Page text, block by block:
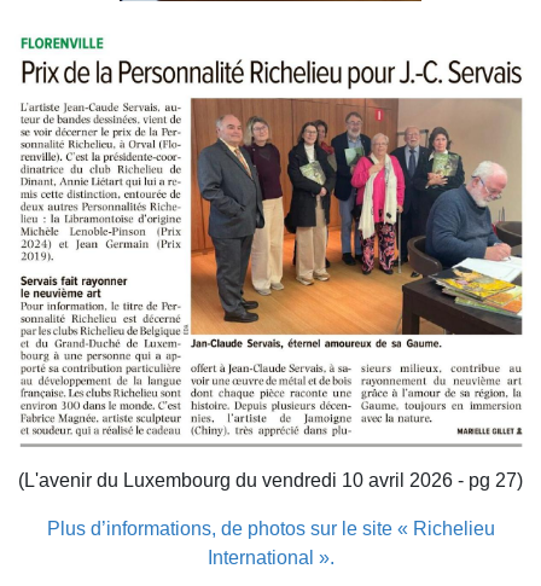
(L'avenir du Luxembourg du vendredi 10 avril 2026 - pg 27)
Plus d’informations, de photos sur le site « Richelieu
International ».